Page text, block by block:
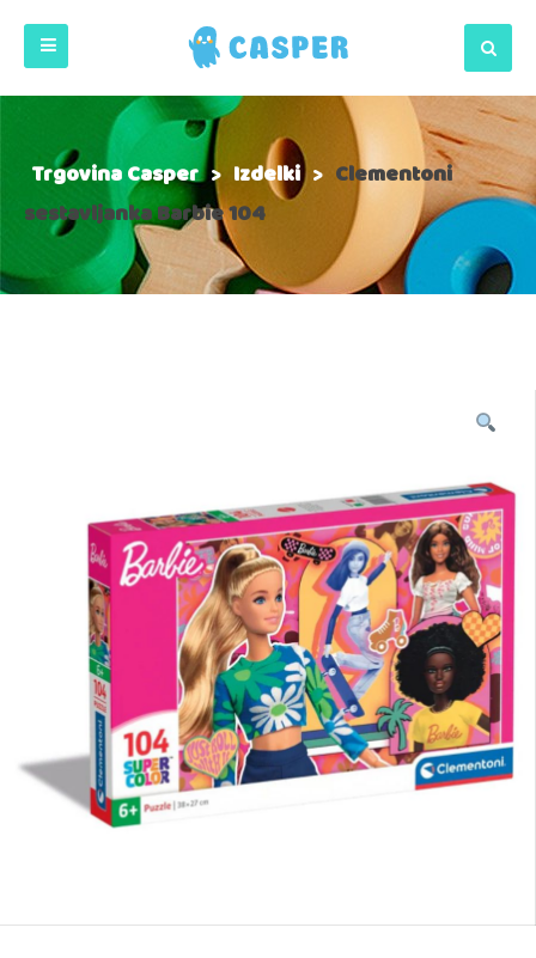
Trgovina Casper> Izdelki > Clementoni
sestavljanka Barbie 104